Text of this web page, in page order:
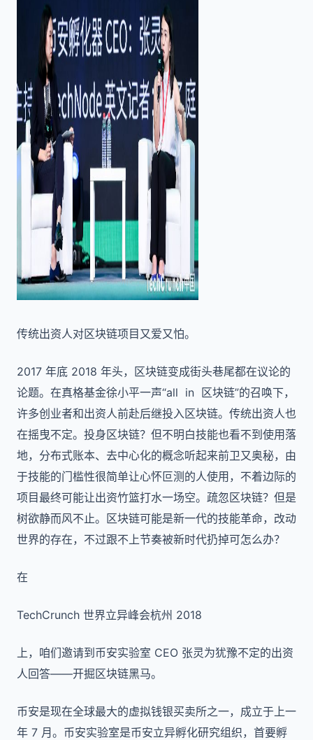
传统出资人对区块链项目又爱又怕。
2017 年底 2018 年头，区块链变成街头巷尾都在议论的
论题。在真格基金徐小平一声“all in 区块链”的召唤下，
许多创业者和出资人前赴后继投入区块链。传统出资人也
在摇曳不定。投身区块链？但不明白技能也看不到使用落
地，分布式账本、去中心化的概念听起来前卫又奥秘，由
于技能的门槛性很简单让心怀叵测的人使用，不着边际的
项目最终可能让出资竹篮打水一场空。疏忽区块链？但是
树欲静而风不止。区块链可能是新一代的技能革命，改动
世界的存在，不过跟不上节奏被新时代扔掉可怎么办？
在
TechCrunch 世界立异峰会杭州 2018
上，咱们邀请到币安实验室 CEO 张灵为犹豫不定的出资
人回答——开掘区块链黑马。
币安是现在全球最大的虚拟钱银买卖所之一，成立于上一
年 7 月。币安实验室是币安立异孵化研究组织，首要孵